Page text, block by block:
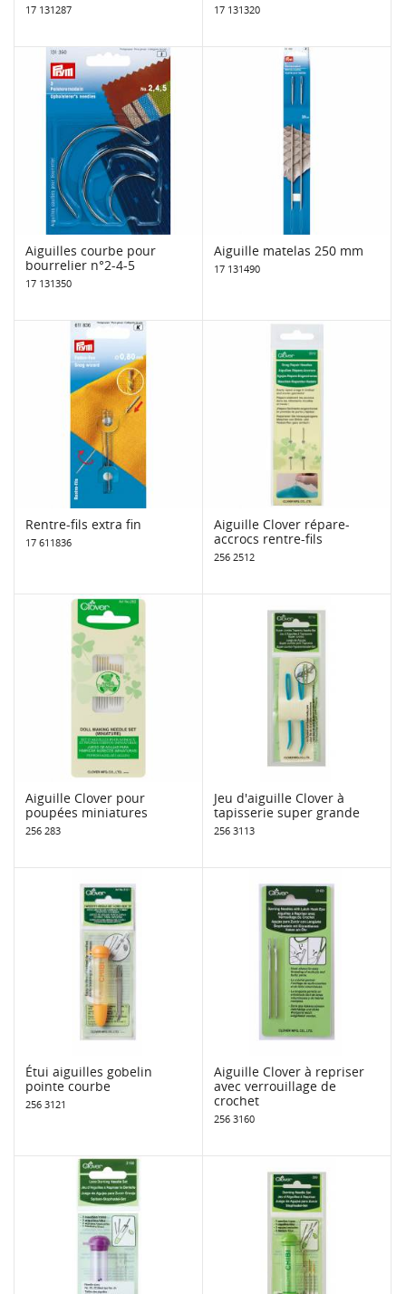
17 131287 17 131320
Aiguilles courbe pour
bourrelier n°2-4-5
17 131350
Aiguille matelas 250 mm
17 131490
Rentre-fils extra fin
17 611836
Aiguille Clover répare-
accrocs rentre-fils
256 2512
Aiguille Clover pour
poupées miniatures
256 283
Jeu d'aiguille Clover à
tapisserie super grande
256 3113
Étui aiguilles gobelin
pointe courbe
256 3121
Aiguille Clover à repriser
avec verrouillage de
crochet
256 3160